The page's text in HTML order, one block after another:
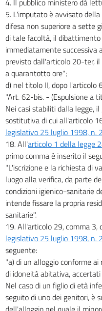
4. Il pubblico ministero dà
5. L'imputato è avvisato
difesa non superiore a sette
di tale facoltà, il
immediatamente successiva
previsto dall'articolo 20-ter,
a quarantotto ore";
d) nel titolo II, dopo l'articolo
"Art. 62-bis. - (Espulsione a
Nei casi stabiliti dalla legge,
sostitutiva di cui all'articolo
legislativo 25 luglio 1998, n.
18. All'articolo 1 della legge
primo comma è inserito il
"L'iscrizione e la richiesta di
luogo alla verifica, da parte
condizioni igienico-sanitarie
intende fissare la propria
sanitarie".
19. All'articolo 29, comma 3,
legislativo 25 luglio 1998, n.
seguente:
"a) di un alloggio conforme
di idoneità abitativa,
Nel caso di un figlio di età
seguito di uno dei genitori, è